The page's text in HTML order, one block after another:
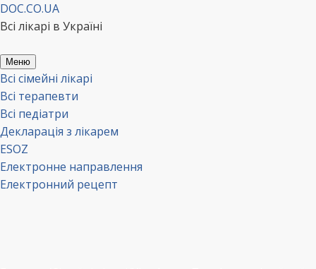
Перейти
до
DOC.CO.UA
Всі лікарі в Україні
Меню
Всі сімейні лікарі
Всі терапевти
Всі педіатри
Декларація з лікарем
ESOZ
Електронне направлення
Електронний рецепт